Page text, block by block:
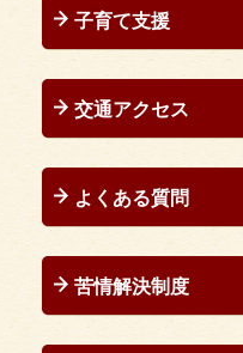
子育て支援
交通アクセス
よくある質問
苦情解決制度